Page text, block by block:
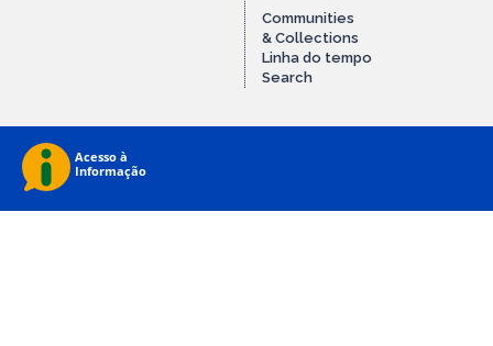
Communities
& Collections
Linha do tempo
Search